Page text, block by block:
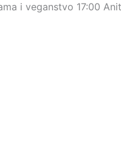
i veganstvo 17:00